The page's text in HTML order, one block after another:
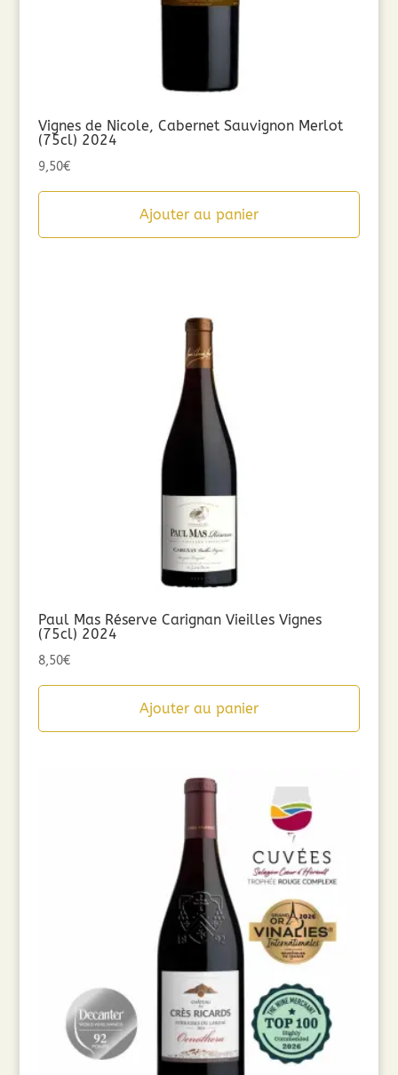
Vignes de Nicole, Cabernet Sauvignon Merlot
(75cl) 2024
9,50€
Ajouter au panier
Paul Mas Réserve Carignan Vieilles Vignes
(75cl) 2024
8,50€
Ajouter au panier